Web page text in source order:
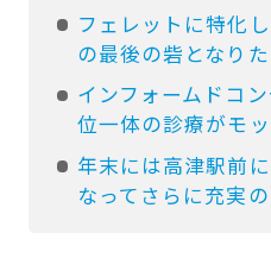
フェレットに特化
の最後の砦となり
インフォームドコ
位一体の診療がモ
年末には高津駅前
なってさらに充実